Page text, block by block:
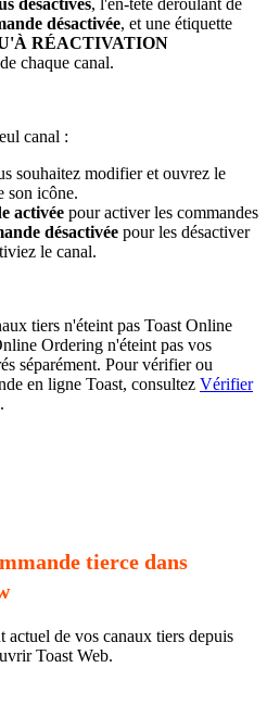
désactivés, l'en-tête déroulant de
désactivée, et une étiquette
RÉACTIVATION
chaque canal.
canal :
souhaitez modifier et ouvrez le
son icône.
activée pour activer les commandes
désactivée pour les désactiver
le canal.
tiers n'éteint pas Toast Online
Ordering n'éteint pas vos
séparément. Pour vérifier ou
en ligne Toast, consultez Vérifier
.
tierce dans
de vos canaux tiers depuis
Toast Web.